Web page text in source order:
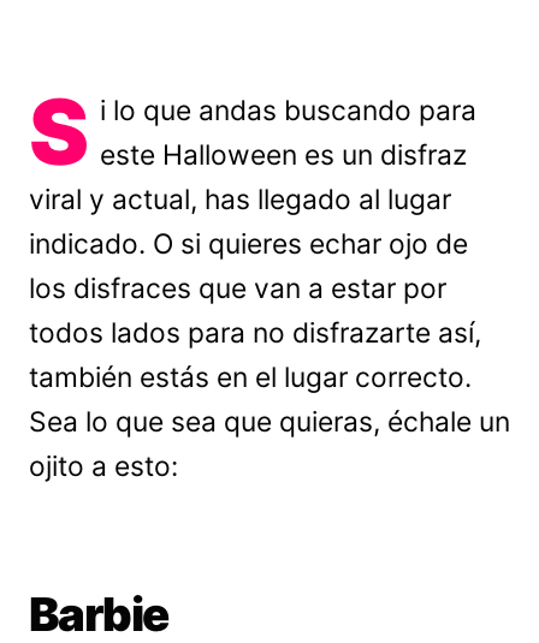
S i lo que andas buscando para
este Halloween es un disfraz
viral y actual, has llegado al lugar
indicado. O si quieres echar ojo de
los disfraces que van a estar por
todos lados para no disfrazarte así,
también estás en el lugar correcto.
Sea lo que sea que quieras, échale un
ojito a esto:
Barbie